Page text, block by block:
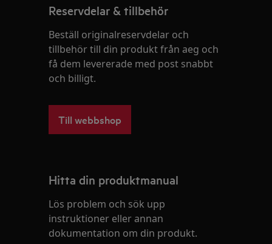
Reservdelar & tillbehör
Beställ originalreservdelar och
tillbehör till din produkt från aeg och
få dem levererade med post snabbt
och billigt.
Till webbshop
Hitta din produktmanual
Lös problem och sök upp
instruktioner eller annan
dokumentation om din produkt.